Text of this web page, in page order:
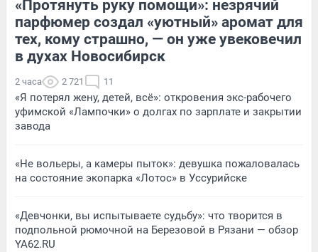
«Протянуть руку помощи»: незрячий
парфюмер создал «уютный» аромат для
тех, кому страшно, — он уже увековечил
в духах Новосибирск
2 часа 2 721 11
«Я потерял жену, детей, всё»: откровения экс-рабочего
уфимской «Лампочки» о долгах по зарплате и закрытии
завода
«Не вольеры, а камеры пыток»: девушка пожаловалась
на состояние экопарка «Лотос» в Уссурийске
«Девчонки, вы испытываете судьбу»: что творится в
подпольной рюмочной на Березовой в Рязани — обзор
YA62.RU